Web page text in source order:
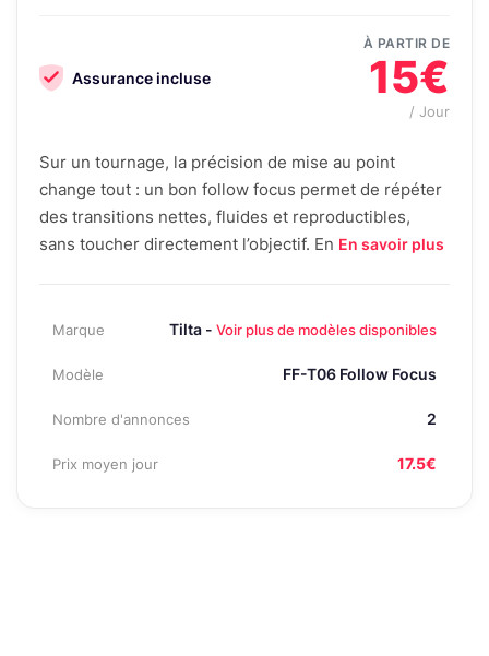
Assurance incluse
À PARTIR DE
15€
/ Jour
Sur un tournage, la précision de mise au point
change tout : un bon follow focus permet de répéter
des transitions nettes, fluides et reproductibles,
sans toucher directement l’objectif. En En savoir plus
Marque Tilta - Voir plus de modèles disponibles
Modèle FF-T06 Follow Focus
Nombre d'annonces 2
Prix moyen jour 17.5€